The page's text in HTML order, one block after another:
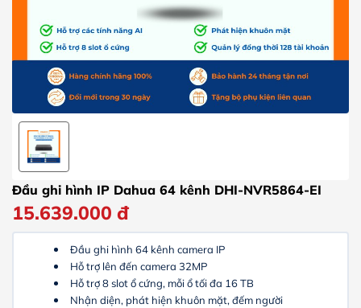
Đầu ghi hình IP Dahua 64 kênh DHI-NVR5864-EI
15.639.000 đ
Đầu ghi hình 64 kênh camera IP
Hỗ trợ lên đến camera 32MP
Hỗ trợ 8 slot ổ cứng, mỗi ổ tối đa 16 TB
Nhận diện, phát hiện khuôn mặt, đếm người